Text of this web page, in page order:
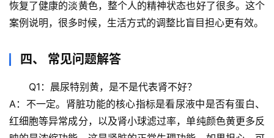
生
活
学
技
前
沿
恢复了健康的淡黄色，整个人的精神状态也好了很多。这个
案例说明，很多时候，生活方式的调整比盲目担心更有效。
四、 常见问题解答
Q1：晨尿特别黄，是不是代表肾不好？
A：不一定。肾脏功能的核心指标是看尿液中是否有蛋白、
红细胞等异常成分，以及肾小球滤过率，单纯颜色黄更多反